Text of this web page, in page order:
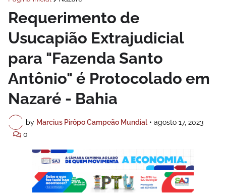
Requerimento de
Usucapião Extrajudicial
para "Fazenda Santo
Antônio" é Protocolado em
Nazaré - Bahia
by Marcius Pirôpo Campeão Mundial • agosto 17, 2023
0